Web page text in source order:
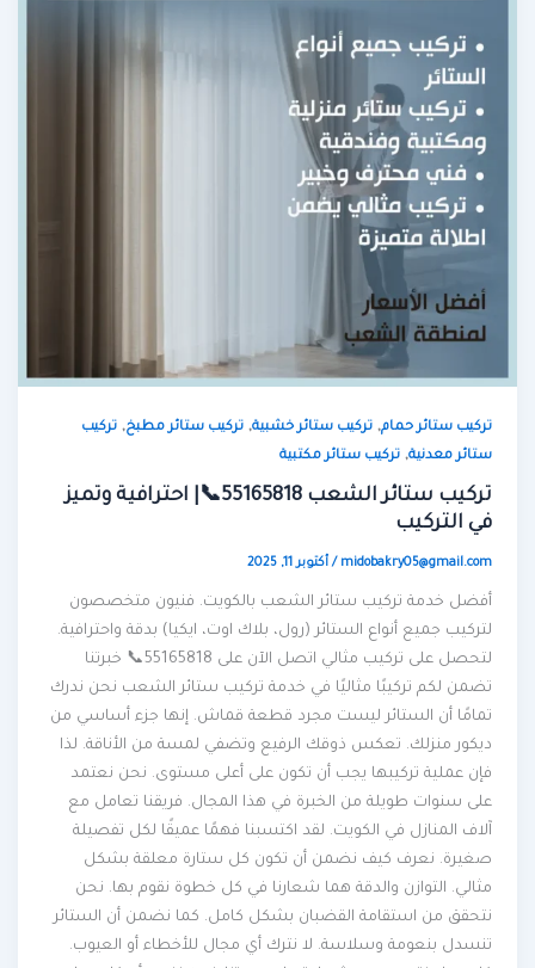
تركيب ستائر حمام,تركيب ستائر خشبية,تركيب ستائر مطبخ,تركيب
ستائر معدنية,تركيب ستائر مكتبية
تركيب ستائر الشعب 55165818📞| احترافية وتميز
في التركيب
midobakry05@gmail.com
/أكتوبر 11, 2025
أفضل خدمة تركيب ستائر الشعب بالكويت. فنيون متخصصون
لتركيب جميع أنواع الستائر (رول، بلاك اوت، ايكيا) بدقة واحترافية.
لتحصل على تركيب مثالي اتصل الآن على 55165818📞 خبرتنا
تضمن لكم تركيبًا مثاليًا في خدمة تركيب ستائر الشعب نحن ندرك
تمامًا أن الستائر ليست مجرد قطعة قماش. إنها جزء أساسي من
ديكور منزلك. تعكس ذوقك الرفيع وتضفي لمسة من الأناقة. لذا
فإن عملية تركيبها يجب أن تكون على أعلى مستوى. نحن نعتمد
على سنوات طويلة من الخبرة في هذا المجال. فريقنا تعامل مع
آلاف المنازل في الكويت. لقد اكتسبنا فهمًا عميقًا لكل تفصيلة
صغيرة. نعرف كيف نضمن أن تكون كل ستارة معلقة بشكل
مثالي. التوازن والدقة هما شعارنا في كل خطوة نقوم بها. نحن
نتحقق من استقامة القضبان بشكل كامل. كما نضمن أن الستائر
تنسدل بنعومة وسلاسة. لا نترك أي مجال للأخطاء أو العيوب.